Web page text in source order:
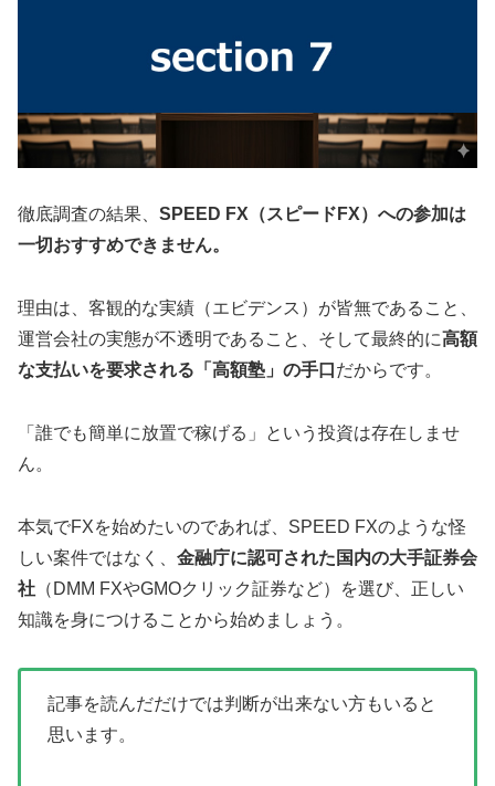
徹底調査の結果、 SPEED FX（スピードFX）への参加は
一切おすすめできません。
理由は、客観的な実績（エビデンス）が皆無であること、
運営会社の実態が不透明であること、そして最終的に高額
な支払いを要求される「高額塾」の手口 だからです。
「誰でも簡単に放置で稼げる」という投資は存在しませ
ん。
本気でFXを始めたいのであれば、SPEED FXのような怪
しい案件ではなく、 金融庁に認可された国内の大手証券会
社 （DMM FXやGMOクリック証券など）を選び、正しい
知識を身につけることから始めましょう。
記事を読んだだけでは判断が出来ない方もいると
思います。